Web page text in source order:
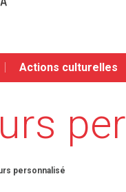
Actions culturelles
personnalisé